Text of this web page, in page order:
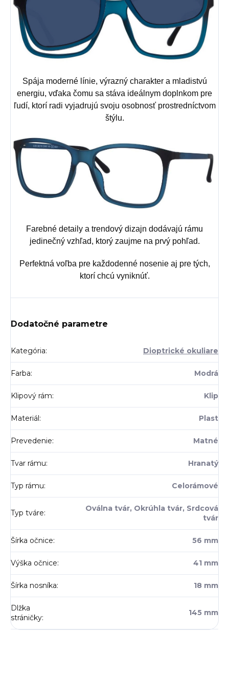
Spája moderné línie, výrazný charakter a mladistvú
energiu, vďaka čomu sa stáva ideálnym doplnkom pre
ľudí, ktorí radi vyjadrujú svoju osobnosť prostredníctvom
štýlu.
Farebné detaily a trendový dizajn dodávajú rámu
jedinečný vzhľad, ktorý zaujme na prvý pohľad.
Perfektná voľba pre každodenné nosenie aj pre tých,
ktorí chcú vyniknúť.
Dodatočné parametre
Kategória: Dioptrické okuliare
Farba: Modrá
Klipový rám: Klip
Materiál: Plast
Prevedenie: Matné
Tvar rámu: Hranatý
Typ rámu: Celorámové
Typ tváre:
Oválna tvár, Okrúhla tvár, Srdcová
tvár
Šírka očnice: 56 mm
Výška očnice: 41 mm
Šírka nosníka: 18 mm
Dlžka
stráničky:
145 mm